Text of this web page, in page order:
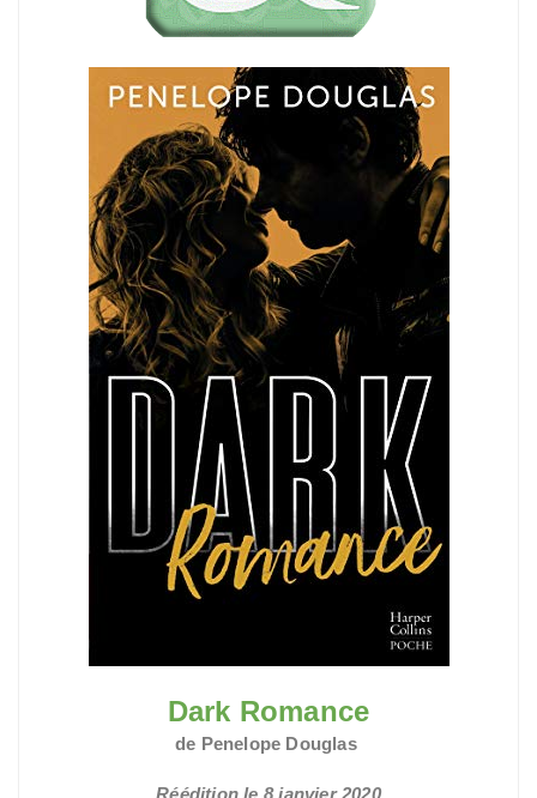
Dark Romance
de Penelope Douglas
Réédition le 8 janvier 2020